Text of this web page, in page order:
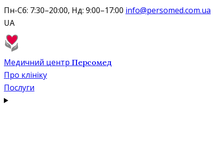
Пн-Сб: 7:30–20:00, Нд: 9:00–17:00 info@persomed.com.ua
UA
Медичний центр Персомед
Про клініку
Послуги